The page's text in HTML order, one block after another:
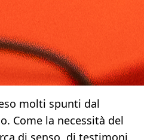
molti spunti dal
Come la necessità del
di senso, di testimoni